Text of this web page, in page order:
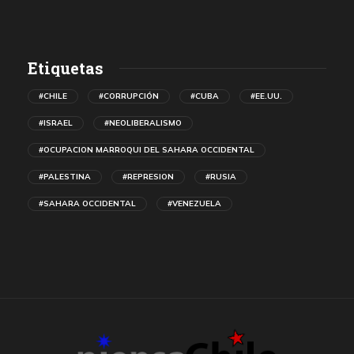
Etiquetas
#CHILE #CORRUPCIÓN #CUBA #EE.UU.
#ISRAEL #NEOLIBERALISMO
#OCUPACION MARROQUI DEL SAHARA OCCIDENTAL
#PALESTINA #REPRESION #RUSIA
#SAHARA OCCIDENTAL #VENEZUELA